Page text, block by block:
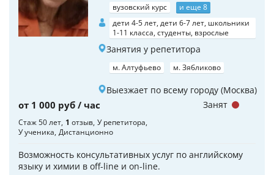
вузовский курс
и еще 8
дети 4-5 лет, дети 6-7 лет, школьники
1-11 класса, студенты, взрослые
Занятия у репетитора
м. Алтуфьево м. Зябликово
Выезжает по всему городу (Москва)
от 1 000 руб / час
Стаж 50 лет 1 отзыв У репетитора
У ученика Дистанционно
Возможность консультативных услуг по английскому
языку и химии в off-line и on-line.
Занят